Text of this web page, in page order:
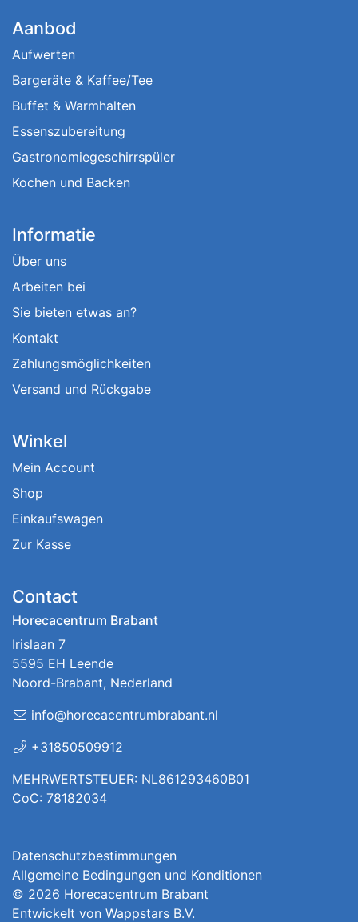
Aanbod
Aufwerten
Bargeräte & Kaffee/Tee
Buffet & Warmhalten
Essenszubereitung
Gastronomiegeschirrspüler
Kochen und Backen
Informatie
Über uns
Arbeiten bei
Sie bieten etwas an?
Kontakt
Zahlungsmöglichkeiten
Versand und Rückgabe
Winkel
Mein Account
Shop
Einkaufswagen
Zur Kasse
Contact
Horecacentrum Brabant
Irislaan 7
5595 EH Leende
Noord-Brabant, Nederland
info@horecacentrumbrabant.nl
+31850509912
MEHRWERTSTEUER: NL861293460B01
CoC: 78182034
Datenschutzbestimmungen
Allgemeine Bedingungen und Konditionen
© 2026 Horecacentrum Brabant
Entwickelt von Wappstars B.V.